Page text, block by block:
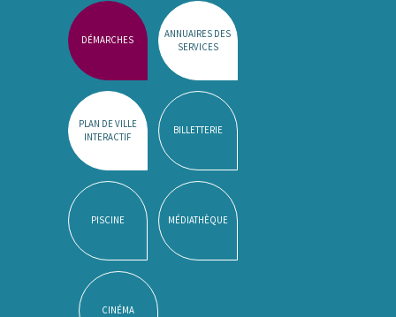
DÉMARCHES
ANNUAIRES DES
SERVICES
PLAN DE VILLE
INTERACTIF
BILLETTERIE
PISCINE MÉDIATHÈQUE
CINÉMA